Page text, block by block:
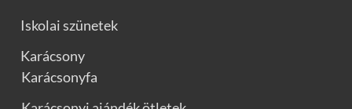
Iskolai szünetek
Karácsony
Karácsonyfa